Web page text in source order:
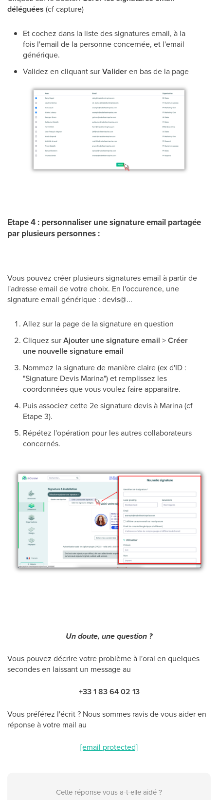
déléguées (cf capture)
Et cochez dans la liste des signatures email, à la
fois l'email de la personne concernée, et l'email
générique.
Validez en cliquant surValideren bas de la page
Etape 4 : personnaliser une signature email partagée
par plusieurs personnes :
Vous pouvez créer plusieurs signatures email à partir de
l'adresse email de votre choix. En l'occurence, une
signature email générique : devis@...
Allez sur la page de la signature en question
Cliquez surAjouter une signature email >Créer
une nouvelle signature email
Nommez la signature de manière claire (ex d'ID :
"Signature Devis Marina") et remplissez les
coordonnées que vous voulez faire apparaitre.
Puis associez cette 2e signature devis à Marina (cf
Etape 3).
Répétez l'opération pour les autres collaborateurs
concernés.
Un doute, une question ?
Vous pouvez décrire votre problème à l'oral en quelques
secondes en laissant un message au
+33 1 83 64 02 13
Vous préférez l'écrit ? Nous sommes ravis de vous aider en
réponse à votre mail au
[email protected]
Cette réponse vous a-t-elle aidé ?